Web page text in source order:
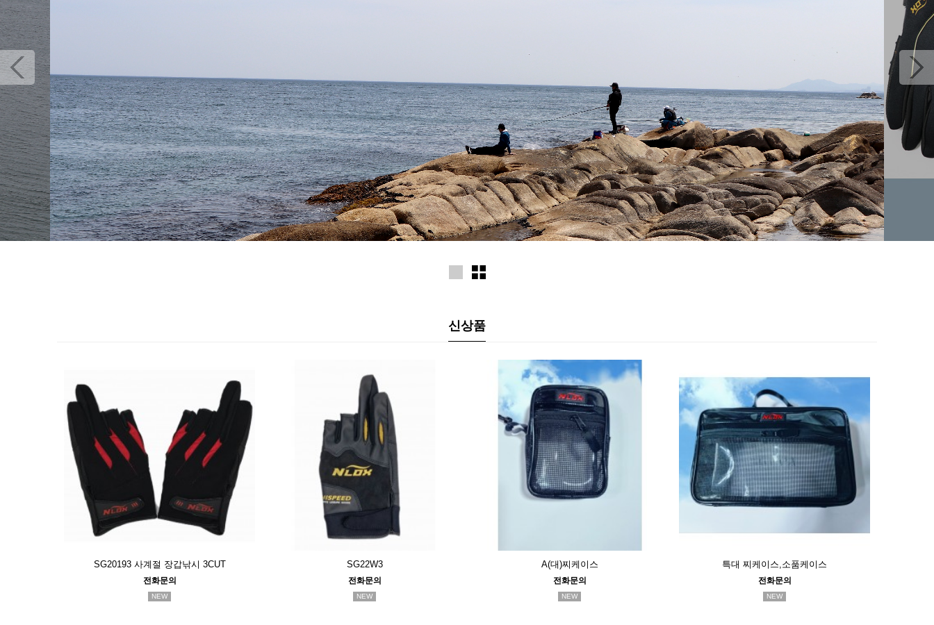
신상품
SG20193 사계절 장갑낚시 3CUT
전화문의
NEW
SG22W3
전화문의
NEW
A(대)찌케이스
전화문의
NEW
특대 찌케이스,소품케이스
전화문의
NEW